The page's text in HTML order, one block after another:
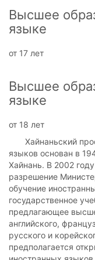
Высшее
языке
от 17 лет
Высшее
языке
от 18 лет
Хайнаньский
языков основан в
Хайнань. В 2002
разрешение
обучение
государственное
предлагающее
английского,
русского и
предполагается